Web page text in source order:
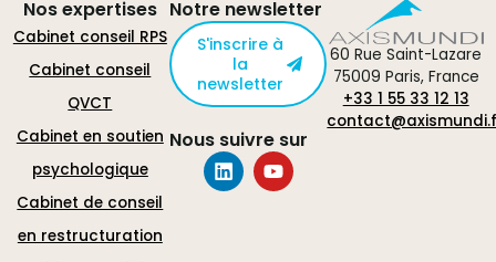
60 Rue Saint-Lazare
75009 Paris, France
+33 1 55 33 12 13
Nos expertises
Cabinet conseil RPS
Cabinet conseil
QVCT
Cabinet en soutien
psychologique
Cabinet de conseil
en restructuration
Notre newsletter
S'inscrire à
la
newsletter
Nous suivre sur